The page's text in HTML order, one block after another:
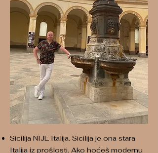
Sicilija NIJE Italija. Sicilija je ona stara
Italija iz prošlosti. Ako hoćeš modernu